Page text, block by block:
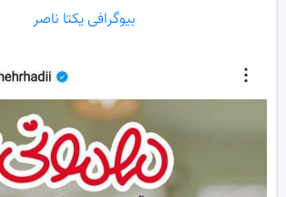
بیوگرافی یکتا ناصر